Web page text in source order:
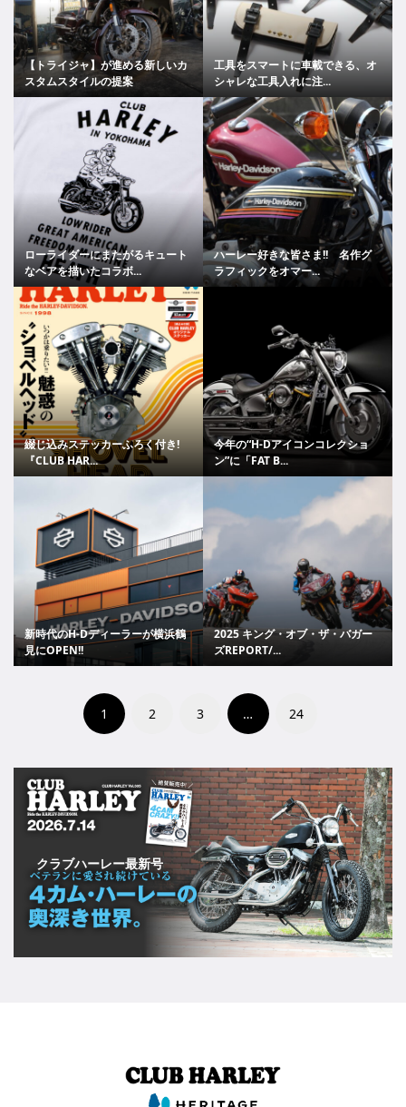
【トライジャ】が進める新しいカ
スタムスタイルの提案
工具をスマートに車載できる、オ
シャレな工具入れに注...
ローライダーにまたがるキュート
なベアを描いたコラボ...
ハーレー好きな皆さま!! 名作グ
ラフィックをオマー...
綴じ込みステッカーふろく付き!
『CLUB HAR...
今年の“H-Dアイコンコレクショ
ン”に「FAT B...
新時代のH-Dディーラーが横浜鶴
見にOPEN!!
2025 キング・オブ・ザ・バガー
ズREPORT/...
1 2 3 … 24
クラブハーレー最新号